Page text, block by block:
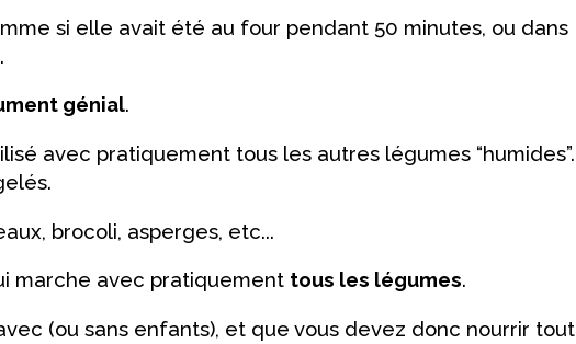
si elle avait été au four pendant 50 minutes, ou dans
génial.
avec pratiquement tous les autres légumes “humides”.
brocoli, asperges, etc...
marche avec pratiquement tous les légumes.
(ou sans enfants), et que vous devez donc nourrir tout